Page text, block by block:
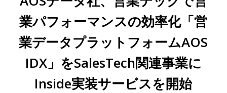
業パフォーマンスの効率化「営
業データプラットフォームAOS
IDX」をSalesTech関連事業に
Inside実装サービスを開始